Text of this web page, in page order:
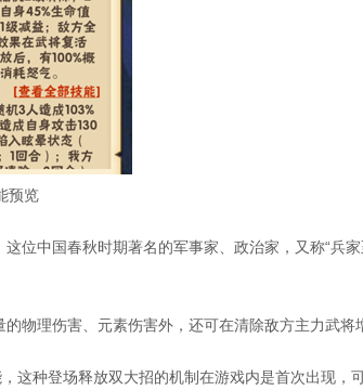
预览
中国春秋时期著名的军事家、政治家，又称“兵
物理伤害、元素伤害外，还可在清除敌方主力武将
这种登场释放双大招的机制在游戏内是首次出现，